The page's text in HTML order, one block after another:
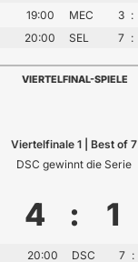
19:00 MEC 3 :
20:00 SEL 7 :
VIERTELFINAL-SPIELE
Viertelfinale 1 | Best of 7
DSC gewinnt die Serie
4 : 1
20:00 DSC 7 :